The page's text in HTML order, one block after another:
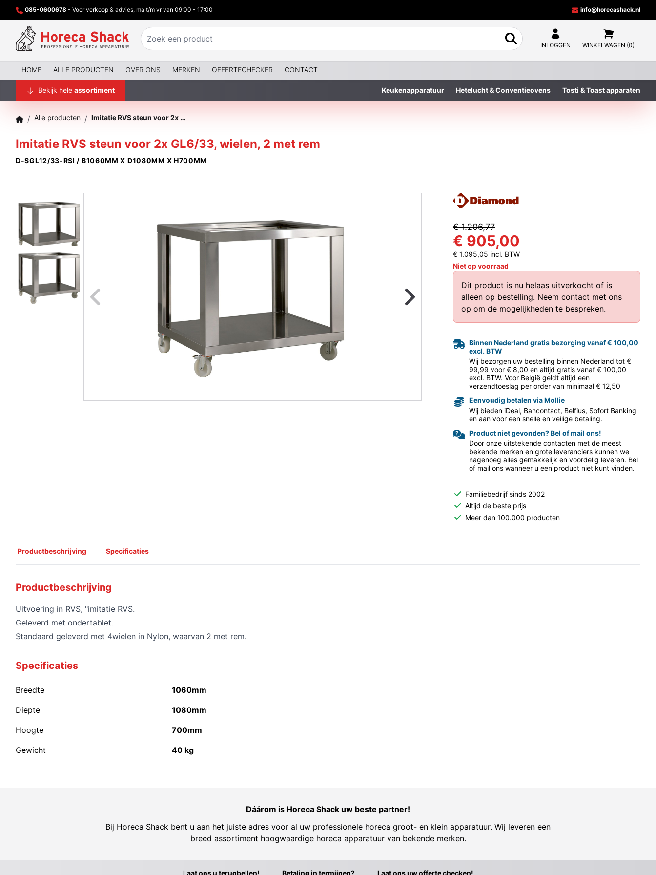
085-0600678 - Voor verkoop & advies, ma t/m vr van 09:00 - 17:00 info@horecashack.nl
INLOGGEN WINKELWAGEN (0)
HOME ALLE PRODUCTEN OVER ONS MERKEN OFFERTECHECKER CONTACT
Bekijk hele assortiment Keukenapparatuur Hetelucht & Conventieovens Tosti & Toast apparaten
/ Alle producten / Imitatie RVS steun voor 2x GL6/33, wielen, 2 met rem
Imitatie RVS steun voor 2x GL6/33, wielen, 2 met rem
D-SGL12/33-RSI / B1060MM X D1080MM X H700MM
Naar vorige foto Naar volgende
€ 1.206,77
€ 905,00
€ 1.095,05 incl. BTW
Niet op voorraad
Dit product is nu helaas uitverkocht of is
alleen op bestelling. Neem contact met ons
op om de mogelijkheden te bespreken.
Binnen Nederland gratis bezorging vanaf € 100,00
excl. BTW
Wij bezorgen uw bestelling binnen Nederland tot €
99,99 voor € 8,00 en altijd gratis vanaf € 100,00
excl. BTW. Voor België geldt altijd een
verzendtoeslag per order van minimaal € 12,50
Eenvoudig betalen via Mollie
Wij bieden iDeal, Bancontact, Belfius, Sofort Banking
en aan voor een snelle en veilige betaling.
Product niet gevonden? Bel of mail ons!
Door onze uitstekende contacten met de meest
bekende merken en grote leveranciers kunnen we
nagenoeg alles gemakkelijk en voordelig leveren. Bel
of mail ons wanneer u een product niet kunt vinden.
Familiebedrijf sinds 2002
Altijd de beste prijs
Meer dan 100.000 producten
Productbeschrijving Specificaties
Productbeschrijving
Uitvoering in RVS, "imitatie RVS.
Geleverd met ondertablet.
Standaard geleverd met 4wielen in Nylon, waarvan 2 met rem.
Specificaties
Breedte 1060mm
Diepte 1080mm
Hoogte 700mm
Gewicht 40 kg
Dáárom is Horeca Shack uw beste partner!
Bij Horeca Shack bent u aan het juiste adres voor al uw professionele horeca groot- en klein apparatuur. Wij leveren een
breed assortiment hoogwaardige horeca apparatuur van bekende merken.
Laat ons u terugbellen! Betaling in termijnen? Laat ons uw offerte checken!